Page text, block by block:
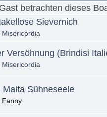
betrachten dieses
Sievernich
Misericordia
Versöhnung (Brindisi
Misericordia
Malta Sühneseele
Fanny